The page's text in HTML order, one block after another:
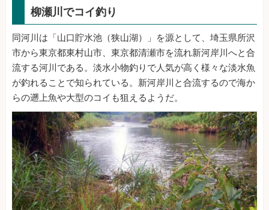
柳瀬川でコイ釣り
同河川は「山口貯水池（狭山湖）」を源として、埼玉県所沢
市から東京都東村山市、東京都清瀬市を流れ新河岸川へと合
流する河川である。淡水小物釣りで人気が高く様々な淡水魚
が釣れることで知られている。新河岸川と合流するので海か
らの遡上魚や大型のコイも狙えるようだ。